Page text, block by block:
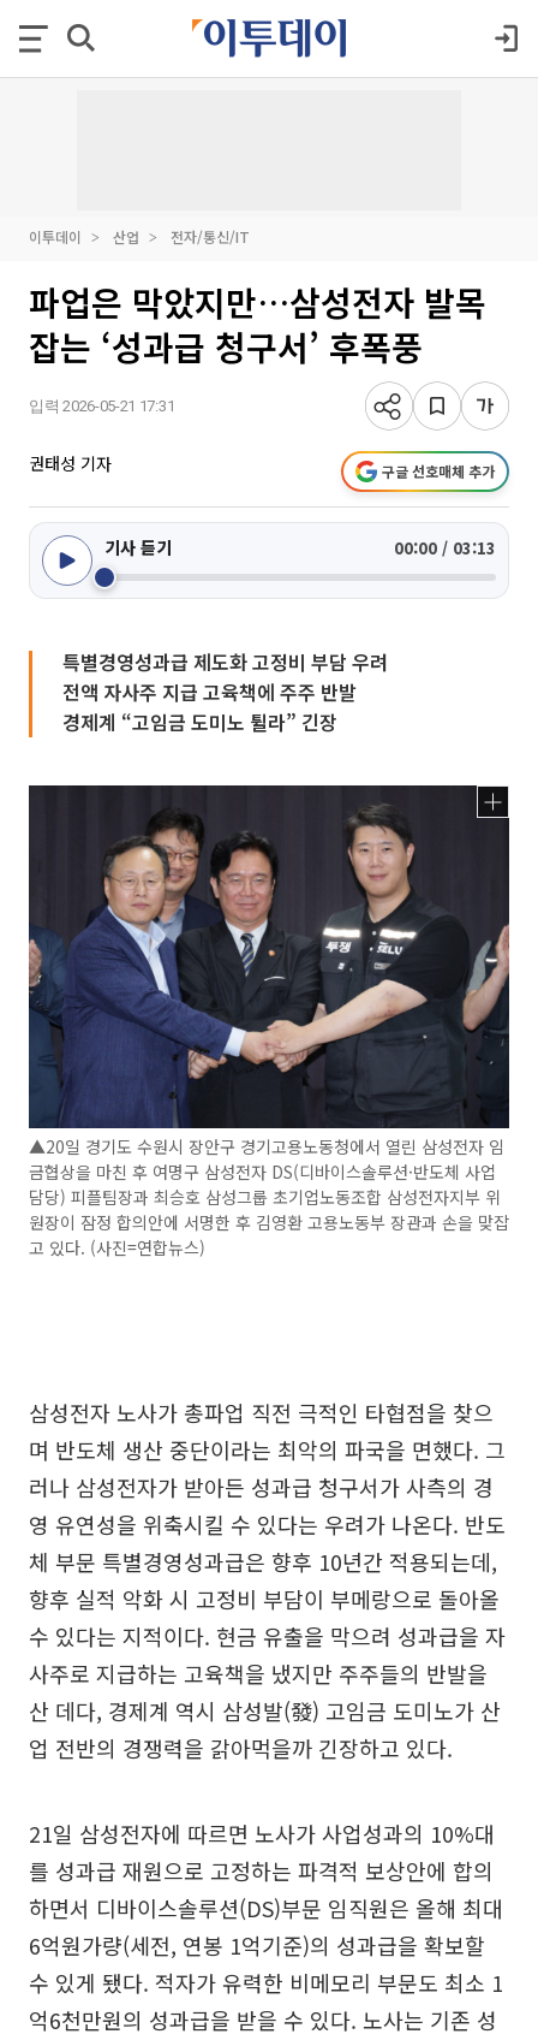
이투데이 산업 전자/통신/IT
파업은 막았지만…삼성전자 발목
잡는 ‘성과급 청구서’ 후폭풍
입력 2026-05-21 17:31
권태성 기자 구글 선호매체 추가
기사 듣기 00:00 / 03:13
특별경영성과급 제도화 고정비 부담 우려
전액 자사주 지급 고육책에 주주 반발
경제계 “고임금 도미노 튈라” 긴장
▲20일 경기도 수원시 장안구 경기고용노동청에서 열린 삼성전자 임
금협상을 마친 후 여명구 삼성전자 DS(디바이스솔루션·반도체 사업
담당) 피플팀장과 최승호 삼성그룹 초기업노동조합 삼성전자지부 위
원장이 잠정 합의안에 서명한 후 김영환 고용노동부 장관과 손을 맞잡
고 있다. (사진=연합뉴스)
삼성전자 노사가 총파업 직전 극적인 타협점을 찾으
며 반도체 생산 중단이라는 최악의 파국을 면했다. 그
러나 삼성전자가 받아든 성과급 청구서가 사측의 경
영 유연성을 위축시킬 수 있다는 우려가 나온다. 반도
체 부문 특별경영성과급은 향후 10년간 적용되는데,
향후 실적 악화 시 고정비 부담이 부메랑으로 돌아올
수 있다는 지적이다. 현금 유출을 막으려 성과급을 자
사주로 지급하는 고육책을 냈지만 주주들의 반발을
산 데다, 경제계 역시 삼성발(發) 고임금 도미노가 산
업 전반의 경쟁력을 갉아먹을까 긴장하고 있다.
21일 삼성전자에 따르면 노사가 사업성과의 10%대
를 성과급 재원으로 고정하는 파격적 보상안에 합의
하면서 디바이스솔루션(DS)부문 임직원은 올해 최대
6억원가량(세전, 연봉 1억기준)의 성과급을 확보할
수 있게 됐다. 적자가 유력한 비메모리 부문도 최소 1
억6천만원의 성과급을 받을 수 있다. 노사는 기존 성